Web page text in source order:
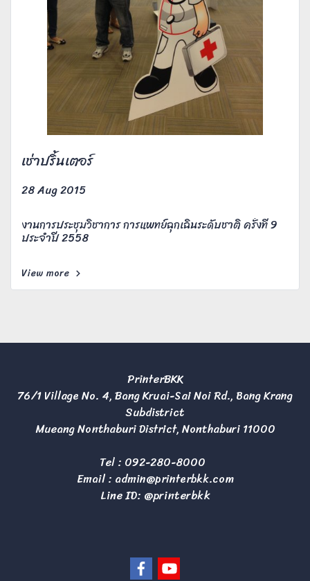
เช่าปริ้นเตอร์
28 Aug 2015
งานการประชุมวิชาการ การแพทย์ฉุกเฉินระดับชาติ ครั้งที่ 9
ประจำปี 2558
View more
PrinterBKK
76/1 Village No. 4, Bang Kruai-Sai Noi Rd., Bang Krang
Subdistrict
Mueang Nonthaburi District, Nonthaburi 11000
Tel : 092-280-8000
Email : admin@printerbkk.com
Line ID: @printerbkk